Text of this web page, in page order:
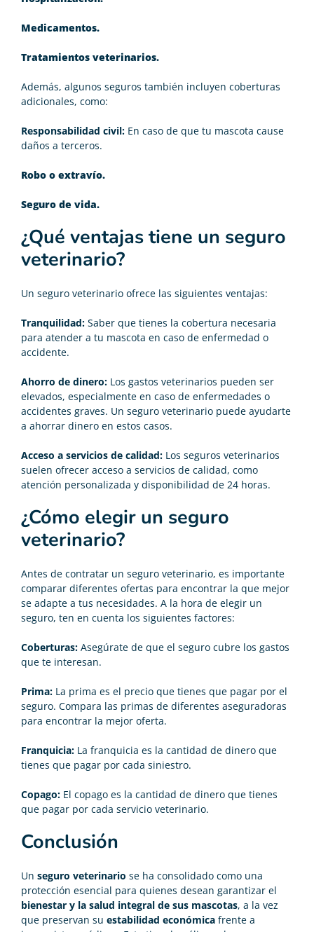
Medicamentos.
Tratamientos veterinarios.
Además, algunos seguros también incluyen coberturas
adicionales, como:
Responsabilidad civil: En caso de que tu mascota cause
daños a terceros.
Robo o extravío.
Seguro de vida.
¿Qué ventajas tiene un seguro
veterinario?
Un seguro veterinario ofrece las siguientes ventajas:
Tranquilidad: Saber que tienes la cobertura necesaria
para atender a tu mascota en caso de enfermedad o
accidente.
Ahorro de dinero: Los gastos veterinarios pueden ser
elevados, especialmente en caso de enfermedades o
accidentes graves. Un seguro veterinario puede ayudarte
a ahorrar dinero en estos casos.
Acceso a servicios de calidad: Los seguros veterinarios
suelen ofrecer acceso a servicios de calidad, como
atención personalizada y disponibilidad de 24 horas.
¿Cómo elegir un seguro
veterinario?
Antes de contratar un seguro veterinario, es importante
comparar diferentes ofertas para encontrar la que mejor
se adapte a tus necesidades. A la hora de elegir un
seguro, ten en cuenta los siguientes factores:
Coberturas: Asegúrate de que el seguro cubre los gastos
que te interesan.
Prima: La prima es el precio que tienes que pagar por el
seguro. Compara las primas de diferentes aseguradoras
para encontrar la mejor oferta.
Franquicia: La franquicia es la cantidad de dinero que
tienes que pagar por cada siniestro.
Copago: El copago es la cantidad de dinero que tienes
que pagar por cada servicio veterinario.
Conclusión
Un seguro veterinario se ha consolidado como una
protección esencial para quienes desean garantizar el
bienestar y la salud integral de sus mascotas, a la vez
que preservan su estabilidad económica frente a